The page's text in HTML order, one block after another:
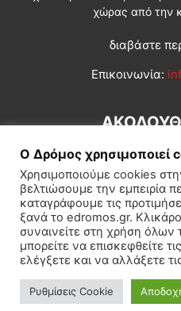
χώρας από την
διαβάστε
Επικοινωνία:
Εγγραφή συνδρομητή
Πολιτισμός
© Δρόμος
Ο Δρόμος χρησιμοποιεί
Χρησιμοποιούμε cookies
βελτιώσουμε την εμπειρία
καταγράφουμε τις
ξανά το edromos.gr.
συναινείτε στη χρήση
μπορείτε να επισκεφθείτε
ελέγξετε και να αλλάξετε
Ρυθμίσεις Cookie